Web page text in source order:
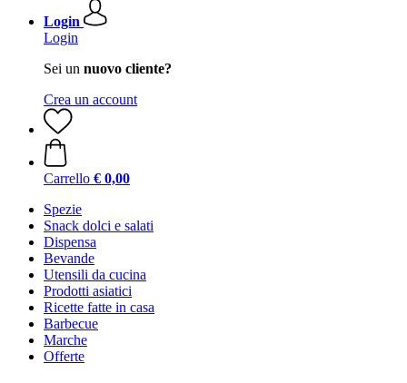
Login
Login
Sei un nuovo cliente?
Crea un account
Carrello € 0,00
Spezie
Snack dolci e salati
Dispensa
Bevande
Utensili da cucina
Prodotti asiatici
Ricette fatte in casa
Barbecue
Marche
Offerte